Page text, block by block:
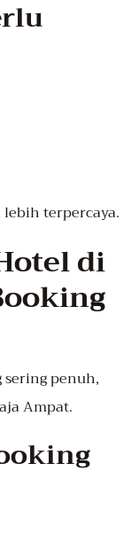
terpercaya.
di
penuh,
Ampat.